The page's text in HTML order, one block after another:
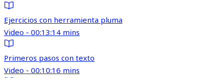
Ejercicios con herramienta pluma
Video - 00:13:14 mins
Primeros pasos con texto
Video - 00:10:16 mins